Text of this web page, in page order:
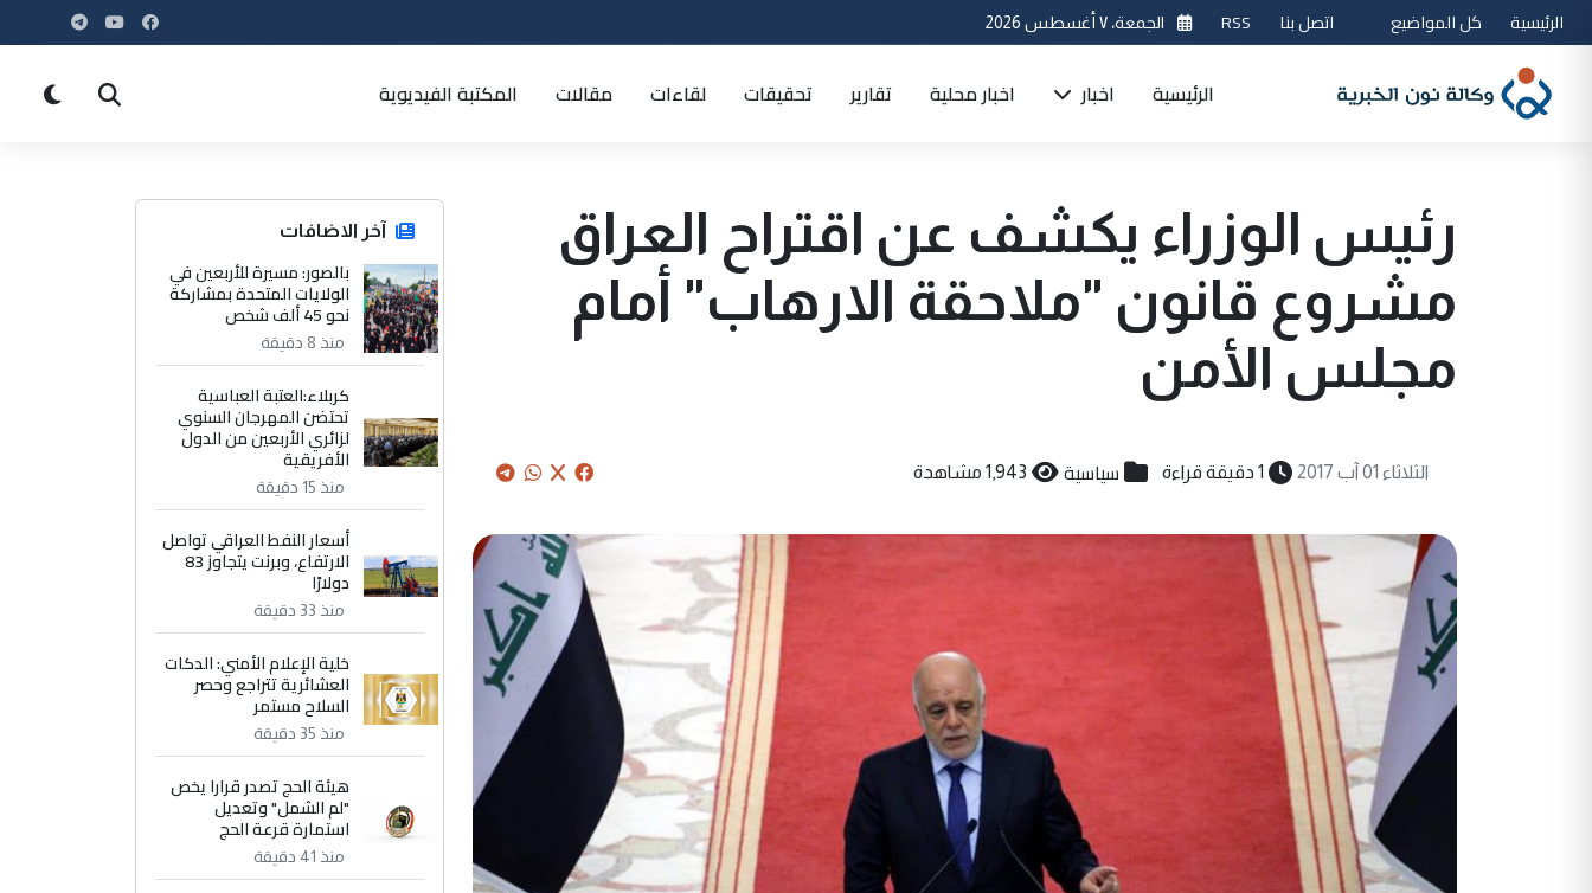
الرئيسية كل المواضيع اتصل بنا RSS الجمعة، ٧ أغسطس 2026
الرئيسية اخبار اخبار محلية تقارير تحقيقات لقاءات مقالات المكتبة الفيديوية
رئيس الوزراء يكشف عن اقتراح العراق
مشروع قانون "ملاحقة الارهاب" أمام
مجلس الأمن
الثلاثاء 01 آب 2017 1 دقيقة قراءة سياسية 1,943 مشاهدة
آخر الاضافات
بالصور: مسيرة للأربعين في
الولايات المتحدة بمشاركة
نحو 45 ألف شخص
منذ 8 دقيقة
كربلاء:العتبة العباسية
تحتضن المهرجان السنوي
لزائري الأربعين من الدول
الأفريقية
منذ 15 دقيقة
أسعار النفط العراقي تواصل
الارتفاع، وبرنت يتجاوز 83
دولارًا
منذ 33 دقيقة
خلية الإعلام الأمني: الدكات
العشائرية تتراجع وحصر
السلاح مستمر
منذ 35 دقيقة
هيئة الحج تصدر قرارا يخص
"لم الشمل" وتعديل
استمارة قرعة الحج
منذ 41 دقيقة